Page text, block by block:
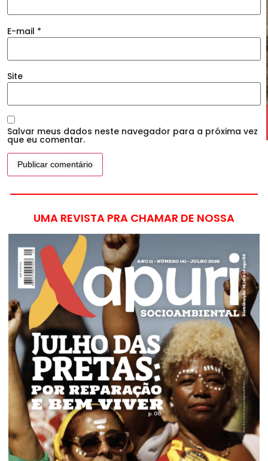
E-mail *
Site
Salvar meus dados neste navegador para a próxima vez
que eu comentar.
UMA REVISTA PRA CHAMAR DE NOSSA